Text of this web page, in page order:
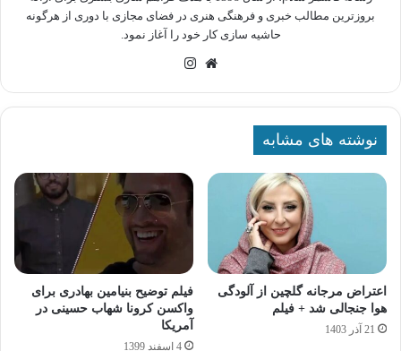
بروزترین مطالب خبری و فرهنگی هنری در فضای مجازی با دوری از هرگونه
حاشیه سازی کار خود را آغاز نمود.
وبسایت
نوشته های مشابه
اعتراض مرجانه گلچین از آلودگی
هوا جنجالی شد + فیلم
21 آذر 1403
فیلم توضیح بنیامین بهادری برای
واکسن کرونا شهاب حسینی در
آمریکا
4 اسفند 1399